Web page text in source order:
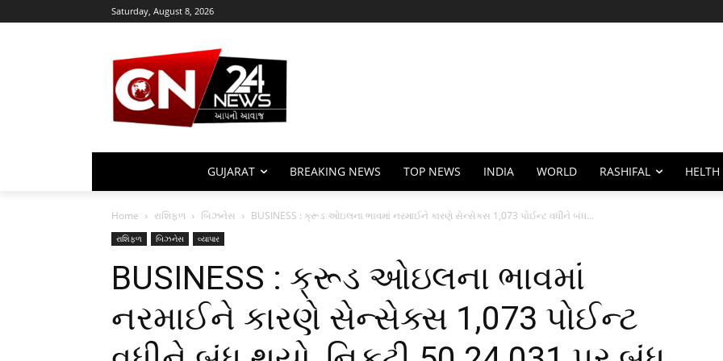
Saturday, August 8, 2026
GUJARAT BREAKING NEWS TOP NEWS INDIA WORLD RASHIFAL HELTH
Home રાશિફળ બિઝનેસ BUSINESS : ક્રૂડ ઓઇલના ભાવમાં નરમાઈને કારણે સેન્સેક્સ 1,073 પોઈન્ટ વધીને બંધ...
રાશિફળ બિઝનેસ વ્યાપાર
BUSINESS : ક્રૂડ ઓઇલના ભાવમાં
નરમાઈને કારણે સેન્સેક્સ 1,073 પોઈન્ટ